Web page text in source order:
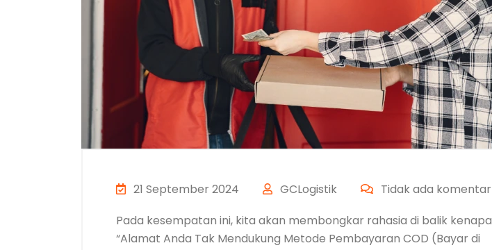
21 September 2024 GCLogistik
Tidak ada komentar
Pada kesempatan ini, kita akan membongkar rahasia di balik kenapa
“Alamat Anda Tak Mendukung Metode Pembayaran COD (Bayar di